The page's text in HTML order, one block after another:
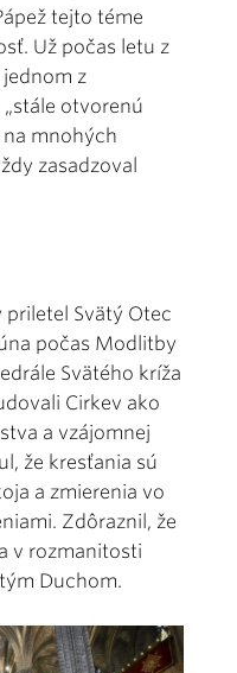
tejto téme
Už počas letu z
z
otvorenú
na mnohých
zasadzoval
Svätý Otec
počas Modlitby
Svätého kríža
Cirkev ako
a vzájomnej
že kresťania sú
a zmierenia vo
Zdôraznil, že
v rozmanitosti
Duchom.